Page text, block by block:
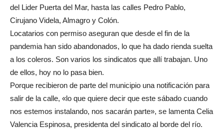
del Lider Puerta del Mar, hasta las calles Pedro Pablo,
Cirujano Videla, Almagro y Colón.
Locatarios con permiso aseguran que desde el fin de la
pandemia han sido abandonados, lo que ha dado rienda suelta
a los coleros. Son varios los sindicatos que allí trabajan. Uno
de ellos, hoy no lo pasa bien.
Porque recibieron de parte del municipio una notificación para
salir de la calle, «lo que quiere decir que este sábado cuando
nos estemos instalando, nos sacarán parte», se lamenta Celia
Valencia Espinosa, presidenta del sindicato al borde del río.